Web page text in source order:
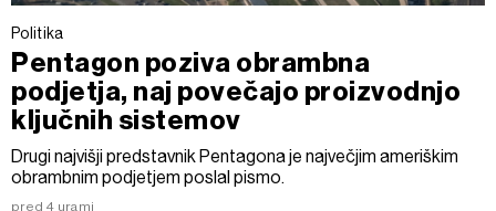
Politika
Pentagon poziva obrambna
podjetja, naj povečajo proizvodnjo
ključnih sistemov
Drugi najvišji predstavnik Pentagona je največjim ameriškim
obrambnim podjetjem poslal pismo.
pred 4 urami